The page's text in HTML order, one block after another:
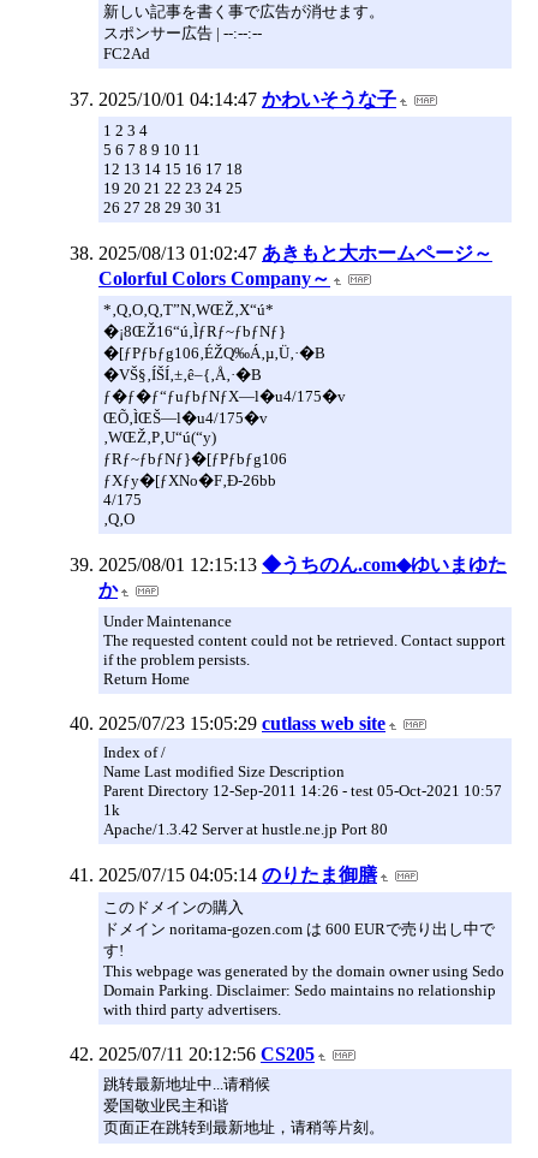
新しい記事を書く事で広告が消せます。
スポンサー広告 | --:--:--
FC2Ad
2025/10/01 04:14:47 かわいそうな子
1 2 3 4
5 6 7 8 9 10 11
12 13 14 15 16 17 18
19 20 21 22 23 24 25
26 27 28 29 30 31
2025/08/13 01:02:47 あきもと大ホームページ～
Colorful Colors Company～
*‚Q‚O‚Q‚T”N‚WŒŽ‚X“ú*
�¡8ŒŽ16“ú‚ÌƒRƒ~ƒbƒNƒ}
�[ƒPƒbƒg106‚ÉŽQ‰Á‚µ‚Ü‚·�B
�VŠ§‚ÍŠÍ‚±‚ê–{‚Å‚·�B
ƒ�ƒ�ƒ“ƒuƒbƒNƒX—l�u4/175�v
ŒÕ‚ÌŒŠ—l�u4/175�v
‚WŒŽ‚P‚U“ú(“y)
ƒRƒ~ƒbƒNƒ}�[ƒPƒbƒg106
ƒXƒy�[ƒXNo�F‚Ð-26bb
4/175
‚Q‚O
2025/08/01 12:15:13 ◆うちのん.com◆ゆいまゆた
か
Under Maintenance
The requested content could not be retrieved. Contact support
if the problem persists.
Return Home
2025/07/23 15:05:29 cutlass web site
Index of /
Name Last modified Size Description
Parent Directory 12-Sep-2011 14:26 - test 05-Oct-2021 10:57
1k
Apache/1.3.42 Server at hustle.ne.jp Port 80
2025/07/15 04:05:14 のりたま御膳
このドメインの購入
ドメイン noritama-gozen.com は 600 EURで売り出し中で
す!
This webpage was generated by the domain owner using Sedo
Domain Parking. Disclaimer: Sedo maintains no relationship
with third party advertisers.
2025/07/11 20:12:56 CS205
跳转最新地址中...请稍候
爱国敬业民主和谐
页面正在跳转到最新地址，请稍等片刻。